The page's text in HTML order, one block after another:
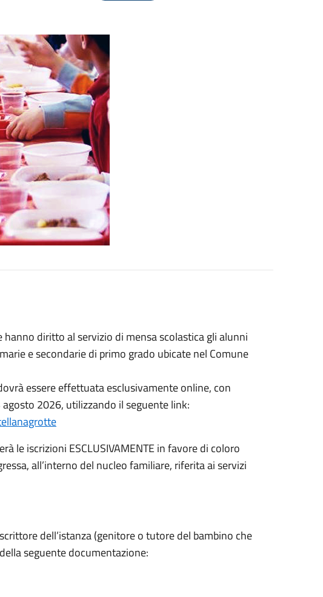
diritto al servizio di mensa scolastica gli alunni
e secondarie di primo grado ubicate nel Comune
essere effettuata esclusivamente online, con
2026, utilizzando il seguente link:
le iscrizioni ESCLUSIVAMENTE in favore di coloro
all’interno del nucleo familiare, riferita ai servizi
dell’istanza (genitore o tutore del bambino che
seguente documentazione: